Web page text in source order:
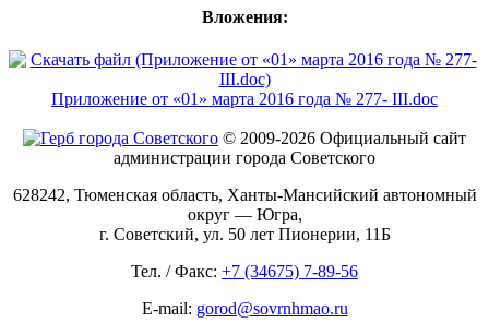
Вложения:
Приложение от «01» марта 2016 года № 277- III.doc
© 2009-2026 Официальный сайт
администрации города Советского
628242, Тюменская область, Ханты-Мансийский автономный
округ — Югра,
г. Советский, ул. 50 лет Пионерии, 11Б
Тел. / Факс: +7 (34675) 7-89-56
E-mail: gorod@sovrnhmao.ru